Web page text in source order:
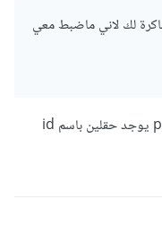
لك لاني ماضبط معي
لاحظي أن المشكلة هي في جدول products يوجد حقلين باسم id